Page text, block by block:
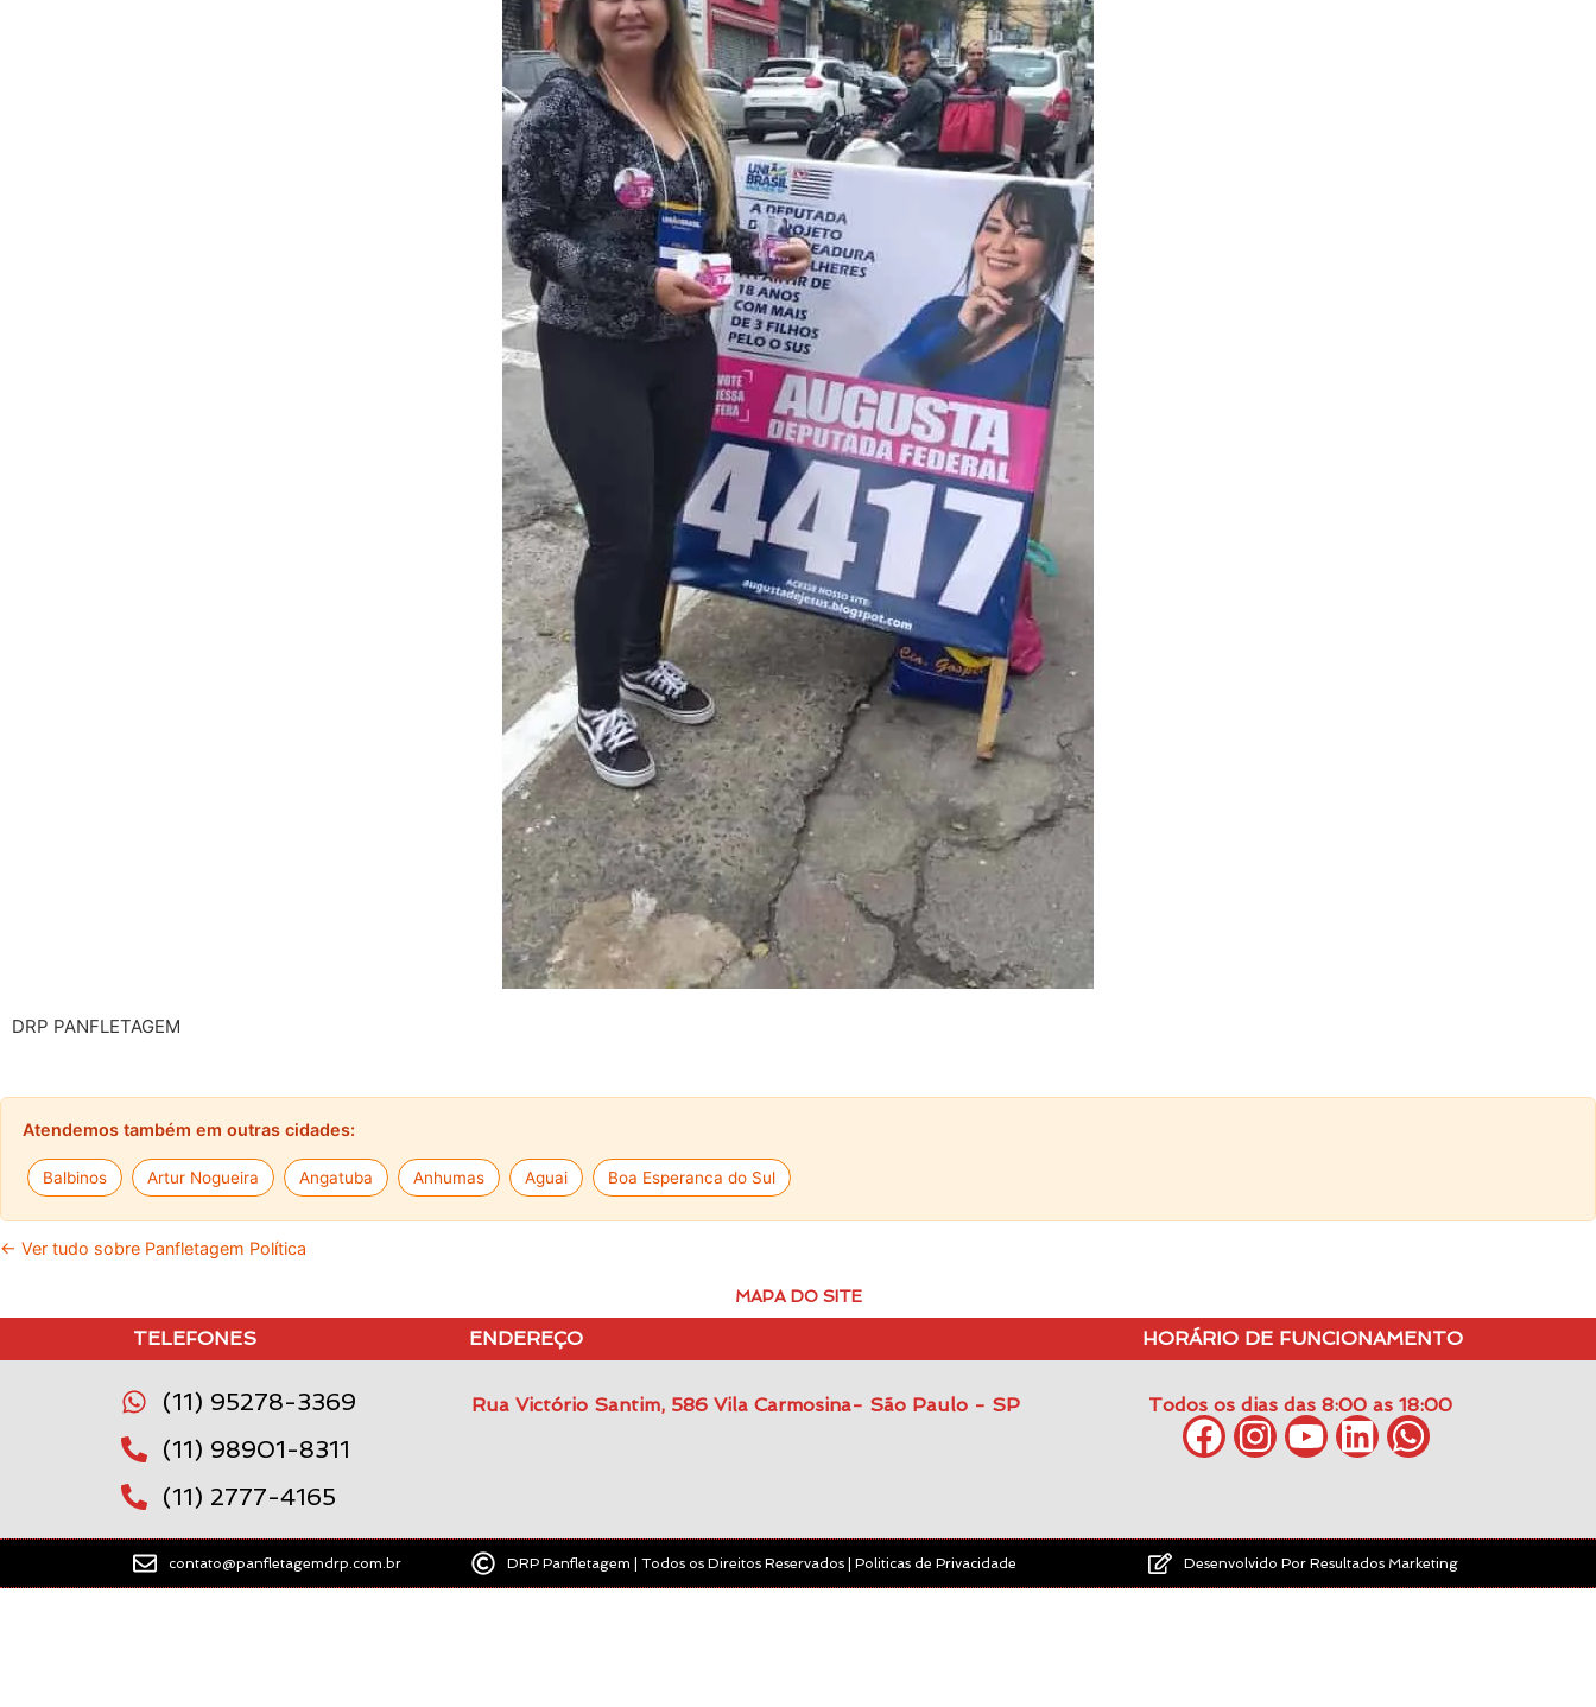
DRP PANFLETAGEM
Atendemos também em outras cidades:
Balbinos Artur Nogueira Angatuba Anhumas Aguai Boa Esperanca do Sul
← Ver tudo sobre Panfletagem Política
MAPA DO SITE
TELEFONES ENDEREÇO HORÁRIO DE FUNCIONAMENTO
(11) 95278-3369
(11) 98901-8311
(11) 2777-4165
Rua Victório Santim, 586 Vila Carmosina- São Paulo - SP Todos os dias das 8:00 as 18:00
contato@panfletagemdrp.com.br DRP Panfletagem | Todos os Direitos Reservados | Politicas de Privacidade Desenvolvido Por Resultados Marketing